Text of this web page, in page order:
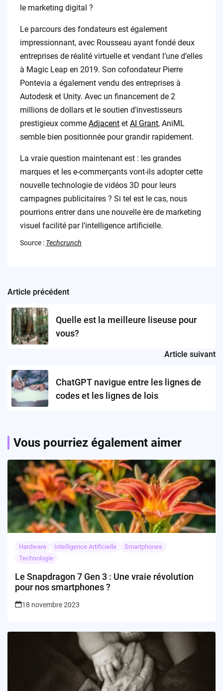
le marketing digital ?
Le parcours des fondateurs est également
impressionnant, avec Rousseau ayant fondé deux
entreprises de réalité virtuelle et vendant l’une d’elles
à Magic Leap en 2019. Son cofondateur Pierre
Pontevia a également vendu des entreprises à
Autodesk et Unity. Avec un financement de 2
millions de dollars et le soutien d’investisseurs
prestigieux comme Adjacentet AI Grant, AniML
semble bien positionnée pour grandir rapidement.
La vraie question maintenant est : les grandes
marques et les e-commerçants vont-ils adopter cette
nouvelle technologie de vidéos 3D pour leurs
campagnes publicitaires ? Si tel est le cas, nous
pourrions entrer dans une nouvelle ère de marketing
visuel facilité par l’intelligence artificielle.
Source : Techcrunch
Post
navigation
Article précédent
Quelle est la meilleure liseuse pour
vous?
Article suivant
ChatGPT navigue entre les lignes de
codes et les lignes de lois
Vous pourriez également aimer
Hardware Intelligence Artificielle
Smartphones
Technologie
Le Snapdragon 7 Gen 3 : Une vraie révolution
pour nos smartphones ?
18 novembre 2023